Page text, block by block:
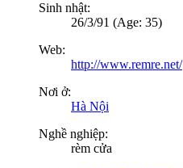
Sinh nhật:
26/3/91 (Age: 35)
Web:
http://www.remre.net/
Nơi ở:
Hà Nội
Nghề nghiệp:
rèm cửa